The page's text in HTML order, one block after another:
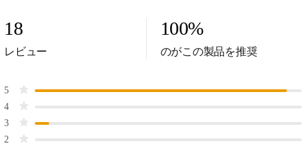
18
レビュー
100%
のがこの製品を推奨
5
4
3
2